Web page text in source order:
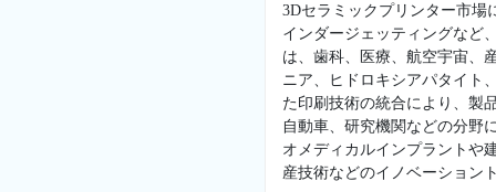
3Dセラミックプリンター市場
インダージェッティングなど
は、歯科、医療、航空宇宙、
ニア、ヒドロキシアパタイト
た印刷技術の統合により、製
自動車、研究機関などの分野
オメディカルインプラントや
産技術などのイノベーション